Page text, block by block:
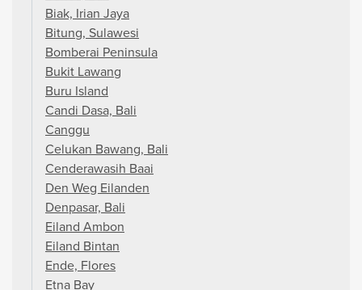
Biak, Irian Jaya
Bitung, Sulawesi
Bomberai Peninsula
Bukit Lawang
Buru Island
Candi Dasa, Bali
Canggu
Celukan Bawang, Bali
Cenderawasih Baai
Den Weg Eilanden
Denpasar, Bali
Eiland Ambon
Eiland Bintan
Ende, Flores
Etna Bay